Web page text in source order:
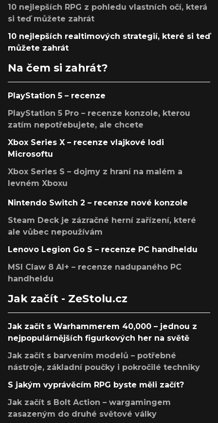
10 nejlepších RPG z pohledu vlastních očí, která
si teď můžete zahrát
10 nejlepších realtimových strategií, které si teď
můžete zahrát
Na čem si zahrát?
PlayStation 5 – recenze
PlayStation 5 Pro – recenze konzole, kterou
zatím nepotřebujete, ale chcete
Xbox Series X – recenze vlajkové lodi
Microsoftu
Xbox Series S – dojmy z hraní na malém a
levném Xboxu
Nintendo Switch 2 – recenze nové konzole
Steam Deck je zázračné herní zařízení, které
ale vůbec nepoužívám
Lenovo Legion Go S – recenze PC handheldu
MSI Claw 8 AI+ – recenze nadupaného PC
handheldu
Jak začít - ZeStolu.cz
Jak začít s Warhammerem 40,000 – jednou z
nejpopulárnějších figurkových her na světě
Jak začít s barvením modelů – potřebné
nástroje, základní poučky i pokročilé techniky
S jakým vyprávěcím RPG byste měli začít?
Jak začít s Bolt Action – wargamingem
zasazeným do druhé světové války